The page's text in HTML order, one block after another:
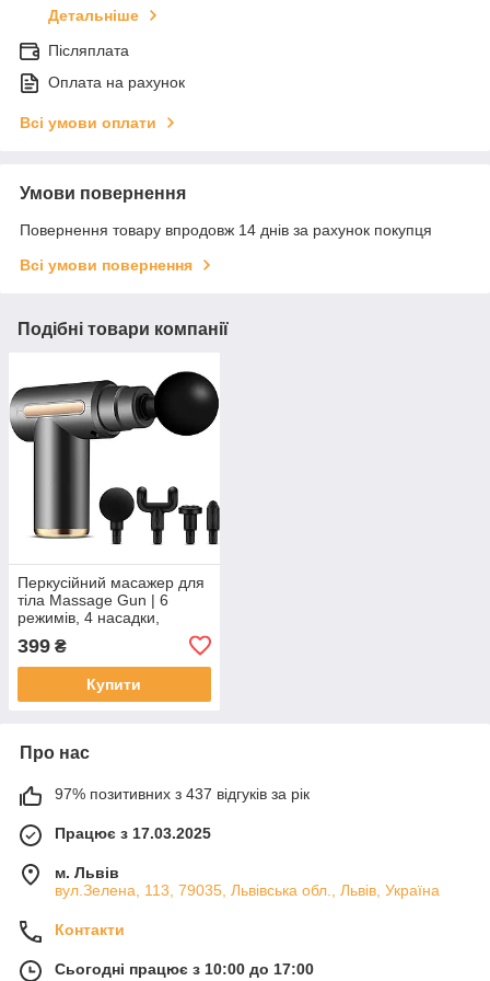
Детальніше
Післяплата
Оплата на рахунок
Всі умови оплати
Умови повернення
Повернення товару впродовж 14 днів за рахунок покупця
Всі умови повернення
Подібні товари компанії
Перкусійний масажер для
тіла Massage Gun | 6
режимів, 4 насадки,
399 ₴
Купити
Про нас
97% позитивних з 437 відгуків за рік
Працює з 17.03.2025
м. Львів
вул.Зелена, 113, 79035, Львівська обл., Львів, Україна
Контакти
Сьогодні працює з 10:00 до 17:00